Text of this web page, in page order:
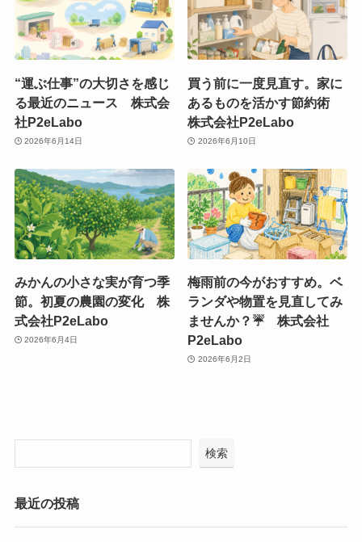
“運ぶ仕事”の大切さを感じ
る最近のニュース 株式会
社P2eLabo
2026年6月14日
買う前に一度見直す。家に
あるものを活かす節約術
株式会社P2eLabo
2026年6月10日
みかんの小さな実が育つ季
節。初夏の農園の変化 株
式会社P2eLabo
2026年6月4日
梅雨前の今がおすすめ。ベ
ランダや物置を見直してみ
ませんか？☔ 株式会社
P2eLabo
2026年6月2日
検索
最近の投稿